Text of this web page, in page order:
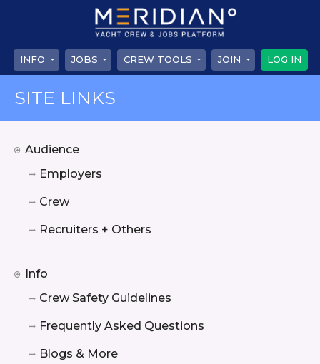
INFO JOBS CREW TOOLS JOIN LOG IN
SITE LINKS
Audience
Employers
Crew
Recruiters + Others
Info
Crew Safety Guidelines
Frequently Asked Questions
Blogs & More